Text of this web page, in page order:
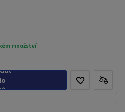
množství